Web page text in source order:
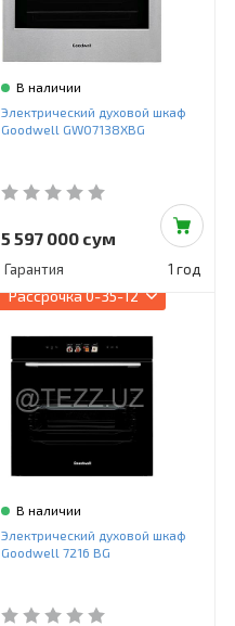
В наличии
Электрический духовой шкаф
Goodwell GWO7138XBG
5 597 000 сум
Гарантия 1 год
Рассрочка0-35-12
В наличии
Электрический духовой шкаф
Goodwell 7216 BG